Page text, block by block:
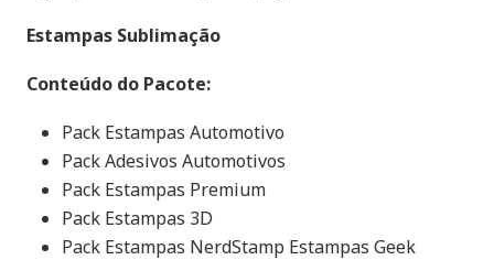
Estampas Sublimação
Conteúdo do Pacote:
Pack Estampas Automotivo
Pack Adesivos Automotivos
Pack Estampas Premium
Pack Estampas 3D
Pack Estampas NerdStamp Estampas Geek